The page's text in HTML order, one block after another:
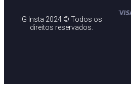
IG Insta 2024 © Todos os
direitos reservados.